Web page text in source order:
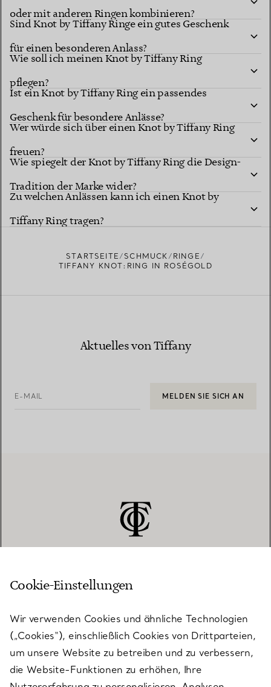
oder mit anderen Ringen kombinieren?
Sind Knot by Tiffany Ringe ein gutes Geschenk
für einen besonderen Anlass?
Wie soll ich meinen Knot by Tiffany Ring
pflegen?
Ist ein Knot by Tiffany Ring ein passendes
Geschenk für besondere Anlässe?
Wer würde sich über einen Knot by Tiffany Ring
freuen?
Wie spiegelt der Knot by Tiffany Ring die Design-
Tradition der Marke wider?
Zu welchen Anlässen kann ich einen Knot by
Tiffany Ring tragen?
STARTSEITE SCHMUCK
RINGE
TIFFANY KNOT:RING IN ROSÉGOLD
Aktuelles von Tiffany
E-MAIL MELDEN SIE SICH AN
KUNDENSERVICE
SERVICES
Cookie-Einstellungen
Wir verwenden Cookies und ähnliche Technologien
(„Cookies“), einschließlich Cookies von Drittparteien,
um unsere Website zu betreiben und zu verbessern,
die Website-Funktionen zu erhöhen, Ihre